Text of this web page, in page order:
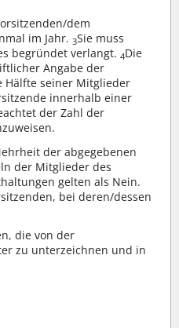
dem
im Jahr.3Sie muss
begründet verlangt.4Die
Angabe der
Hälfte seiner Mitglieder
innerhalb einer
der Zahl der
der abgegebenen
der Mitglieder des
gelten als Nein.
bei deren/dessen
die von der
zu unterzeichnen und in